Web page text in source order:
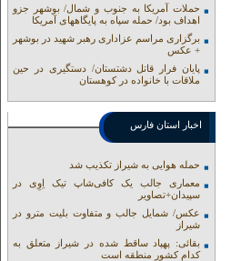
حملات آمریکا به جنوب و شمال/ بوشهر جزو
اهداف بود/ حمله سپاه به پایگاههای آمریکا
برگزاری مراسم عزاداری رهبر شهید در بوشهر
+ عکس
پایان فرار قاتل دشتستان/ دستگیری در حین
ملاقات با خانواده در کوهستان
اخبار استان فارس
حمله هوایی به شیراز تکذیب شد
معماری جالب یک کافی‌شاپ تیک اِوِی در
سپیدان+تصاویر
عکس/ شمایل جالب و متفاوت بلیت مترو در
شیراز
بقائی: پهپاد ساقط شده در شیراز متعلق به
کدام کشور منطقه است